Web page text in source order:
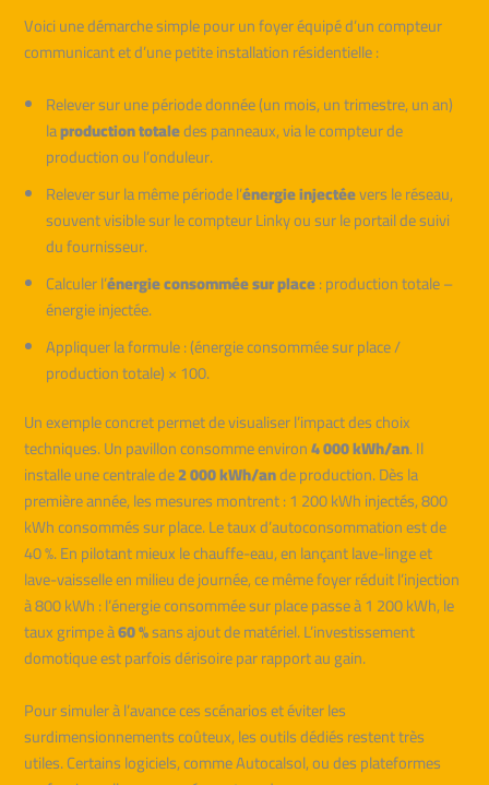
Voici une démarche simple pour un foyer équipé d’un compteur
communicant et d’une petite installation résidentielle :
Relever sur une période donnée (un mois, un trimestre, un an)
laproduction totaledes panneaux, via le compteur de
production ou l’onduleur.
Relever sur la même période l’énergie injectéevers le réseau,
souvent visible sur le compteur Linky ou sur le portail de suivi
du fournisseur.
Calculer l’énergie consommée sur place: production totale –
énergie injectée.
Appliquer la formule : (énergie consommée sur place /
production totale) × 100.
Un exemple concret permet de visualiser l’impact des choix
techniques. Un pavillon consomme environ4 000 kWh/an. Il
installe une centrale de2 000 kWh/ande production. Dès la
première année, les mesures montrent : 1 200 kWh injectés, 800
kWh consommés sur place. Le taux d’autoconsommation est de
40 %. En pilotant mieux le chauffe-eau, en lançant lave-linge et
lave-vaisselle en milieu de journée, ce même foyer réduit l’injection
à 800 kWh : l’énergie consommée sur place passe à 1 200 kWh, le
taux grimpe à60 %sans ajout de matériel. L’investissement
domotique est parfois dérisoire par rapport au gain.
Pour simuler à l’avance ces scénarios et éviter les
surdimensionnements coûteux, les outils dédiés restent très
utiles. Certains logiciels, comme Autocalsol, ou des plateformes